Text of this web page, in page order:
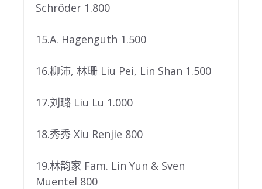
Schröder 1.800
15.A. Hagenguth 1.500
16.柳沛, 林珊 Liu Pei, Lin Shan 1.500
17.刘璐 Liu Lu 1.000
18.秀秀 Xiu Renjie 800
19.林韵家 Fam. Lin Yun & Sven
Muentel 800